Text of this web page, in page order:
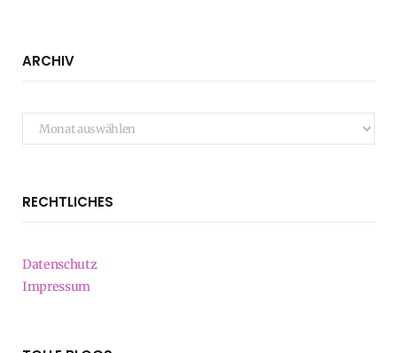
ARCHIV
Archiv
RECHTLICHES
Datenschutz
Impressum